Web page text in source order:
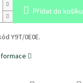
Přidat do košíku
Y9T/0E0E.